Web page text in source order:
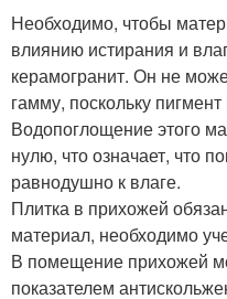
Необходимо, чтобы
влиянию истирания и
керамогранит. Он не
гамму, поскольку
Водопоглощение этого
нулю, что означает, что
равнодушно к влаге.
Плитка в прихожей
материал, необходимо
В помещение прихожей
показателем